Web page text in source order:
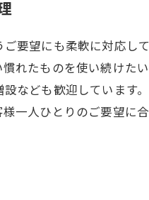
要望にも柔軟に対応し
れたものを使い続けた
なども歓迎しています
一人ひとりのご要望に